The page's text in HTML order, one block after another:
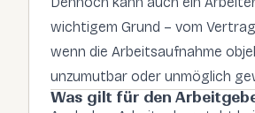
wichtigem Grund – vom
wenn die Arbeitsaufnahme
unzumutbar oder unmöglich
Was gilt für den